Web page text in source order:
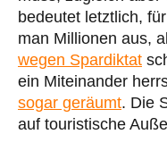
bedeutet letztlich,
man Millionen aus,
wegen Spardiktat
ein Miteinander
sogar geräumt. Die
auf touristische